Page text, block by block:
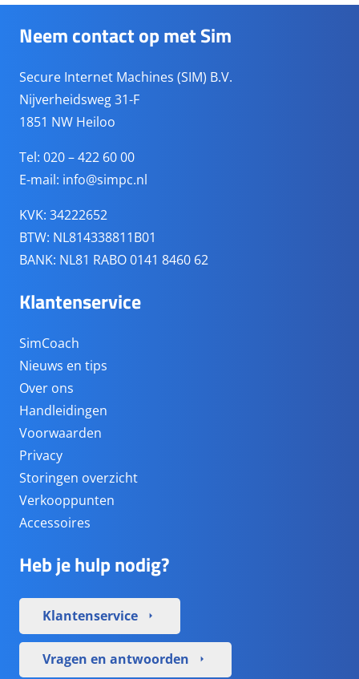
Neem contact op met Sim
Secure Internet Machines (SIM) B.V.
Nijverheidsweg 31-F
1851 NW Heiloo
Tel: 020 – 422 60 00
E-mail: info@simpc.nl
KVK: 34222652
BTW: NL814338811B01
BANK: NL81 RABO 0141 8460 62
Klantenservice
SimCoach
Nieuws en tips
Over ons
Handleidingen
Voorwaarden
Privacy
Storingen overzicht
Verkooppunten
Accessoires
Heb je hulp nodig?
Klantenservice arrow_right
Vragen en antwoorden arrow_right